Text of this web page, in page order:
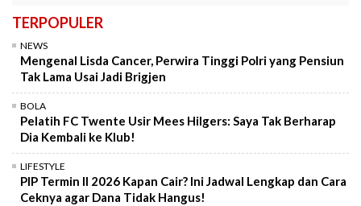
TERPOPULER
NEWS
Mengenal Lisda Cancer, Perwira Tinggi Polri yang Pensiun
Tak Lama Usai Jadi Brigjen
BOLA
Pelatih FC Twente Usir Mees Hilgers: Saya Tak Berharap
Dia Kembali ke Klub!
LIFESTYLE
PIP Termin II 2026 Kapan Cair? Ini Jadwal Lengkap dan Cara
Ceknya agar Dana Tidak Hangus!